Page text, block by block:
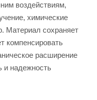
воздействиям,
химические
Материал сохраняет
компенсировать
расширение
и надежность